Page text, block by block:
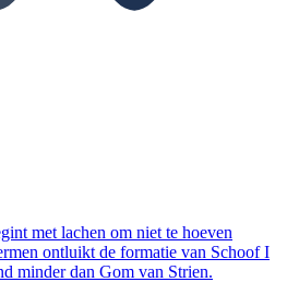
met lachen om niet te hoeven
ontluikt de formatie van Schoof I
minder dan Gom van Strien.